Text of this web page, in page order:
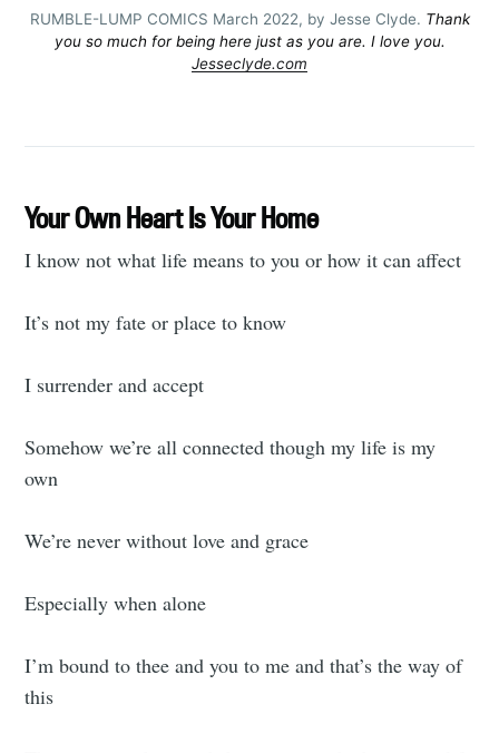
RUMBLE-LUMP COMICS March 2022, by Jesse Clyde. Thank
you so much for being here just as you are. I love you.
Jesseclyde.com
Your Own Heart Is Your Home
I know not what life means to you or how it can affect
It’s not my fate or place to know
I surrender and accept
Somehow we’re all connected though my life is my
own
We’re never without love and grace
Especially when alone
I’m bound to thee and you to me and that’s the way of
this
Subscribe to
Tumbleweird
Stay up to date! Get all the latest &
your inbox